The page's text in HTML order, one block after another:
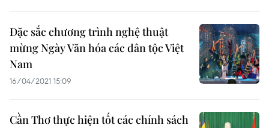
Đặc sắc chương trình nghệ thuật
mừng Ngày Văn hóa các dân tộc Việt
Nam
16/04/2021 15:09
Cần Thơ thực hiện tốt các chính sách